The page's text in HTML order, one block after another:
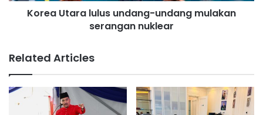
n
g
L
u
s
u
Korea Utara lulus undang-undang mulakan
serangan nuklear
Related Articles